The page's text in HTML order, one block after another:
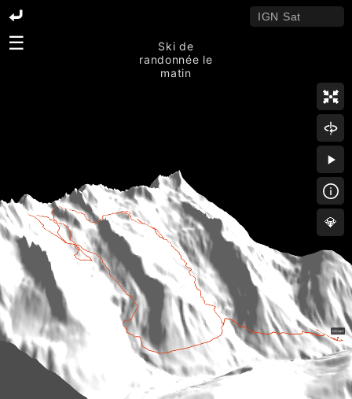
☰
💎
Ski de
randonnée le
matin